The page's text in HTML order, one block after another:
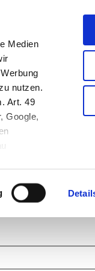
Medien
nutzen.
Art. 49
Google,